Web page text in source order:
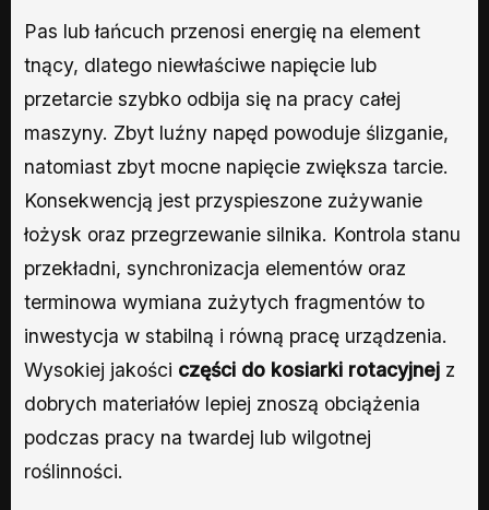
Pas lub łańcuch przenosi energię na element
tnący, dlatego niewłaściwe napięcie lub
przetarcie szybko odbija się na pracy całej
maszyny. Zbyt luźny napęd powoduje ślizganie,
natomiast zbyt mocne napięcie zwiększa tarcie.
Konsekwencją jest przyspieszone zużywanie
łożysk oraz przegrzewanie silnika. Kontrola stanu
przekładni, synchronizacja elementów oraz
terminowa wymiana zużytych fragmentów to
inwestycja w stabilną i równą pracę urządzenia.
Wysokiej jakości części do kosiarki rotacyjnej z
dobrych materiałów lepiej znoszą obciążenia
podczas pracy na twardej lub wilgotnej
roślinności.